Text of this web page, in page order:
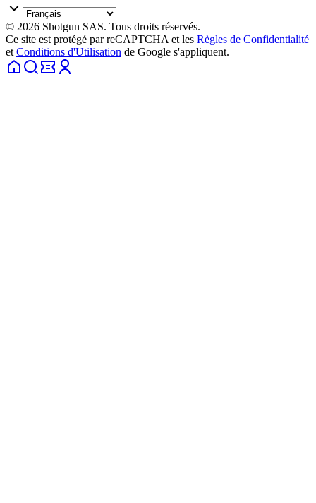
© 2026 Shotgun SAS. Tous droits réservés.
Ce site est protégé par reCAPTCHA et les Règles de Confidentialité
et Conditions d'Utilisation de Google s'appliquent.